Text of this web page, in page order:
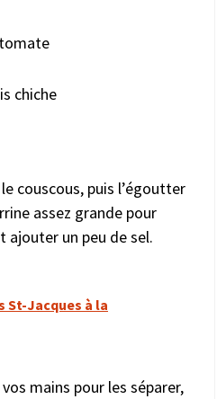
chiche
couscous, puis l’égoutter
assez grande pour
ajouter un peu de sel.
St-Jacques à la
mains pour les séparer,